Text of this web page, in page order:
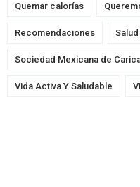
Quemar calorías
Recomendaciones Salud
Sociedad Mexicana de
Vida Activa Y Saludable